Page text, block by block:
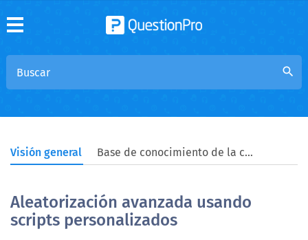
search
Visión general Base de conocimiento de la comunidad
Aleatorización avanzada usando
scripts personalizados